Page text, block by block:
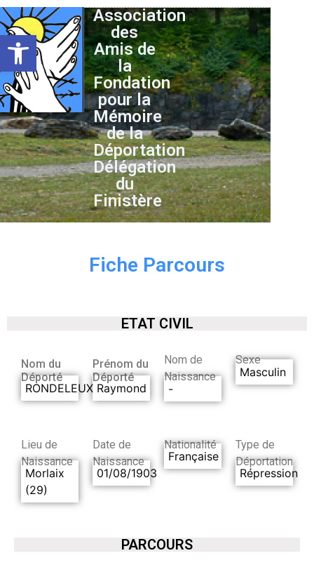
Ouvrir la barre d’outils
Association
des
Amis de
la
Fondation
pour la
Mémoire
de la
Déportation
Délégation
du
Finistère
Fiche Parcours
ETAT CIVIL
Nom du
Déporté
RONDELEUX
Prénom du
Déporté
Raymond
Nom de
Naissance
-
Sexe
Masculin
Lieu de
Naissance
Morlaix
(29)
Date de
Naissance
01/08/1903
Nationalité
Française
Type de
Déportation
Répression
PARCOURS